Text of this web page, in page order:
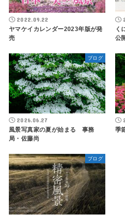
2022.09.22
ヤマケイカレンダー2023年版が発
売
く
公
ブログ
2026.06.27
風景写真家の夏が始まる 事務
局・佐藤尚
季
ブログ